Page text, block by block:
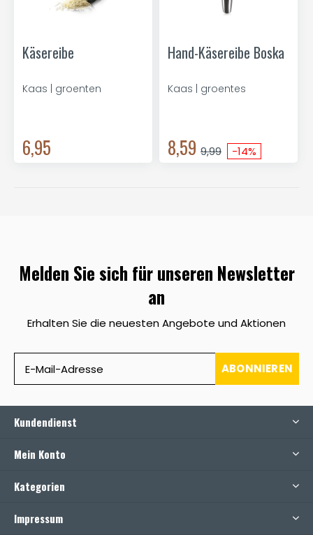
Käsereibe
Kaas | groenten
6,95
Hand-Käsereibe Boska
Kaas | groentes
8,59 9,99 -14%
Melden Sie sich für unseren Newsletter
an
Erhalten Sie die neuesten Angebote und Aktionen
ABONNIEREN
Kundendienst
Mein Konto
Kategorien
Impressum